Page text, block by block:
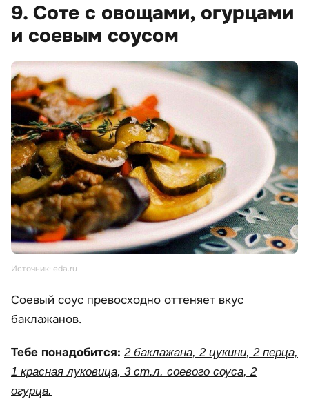
9. Соте с овощами, огурцами
и соевым соусом
Источник: eda.ru
Соевый соус превосходно оттеняет вкус
баклажанов.
Тебе понадобится: 2 баклажана, 2 цукини, 2 перца,
1 красная луковица, 3 ст.л. соевого соуса, 2
огурца.